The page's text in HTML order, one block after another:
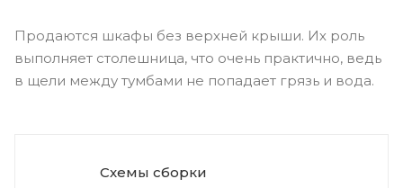
Продаются шкафы без верхней крыши. Их роль
выполняет столешница, что очень практично, ведь
в щели между тумбами не попадает грязь и вода.
Схемы сборки